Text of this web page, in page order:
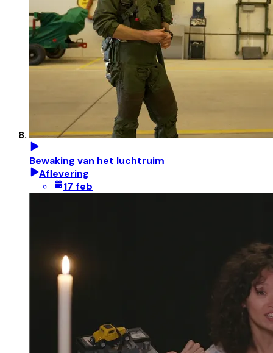
Bewaking van het luchtruim
Aflevering
17 feb